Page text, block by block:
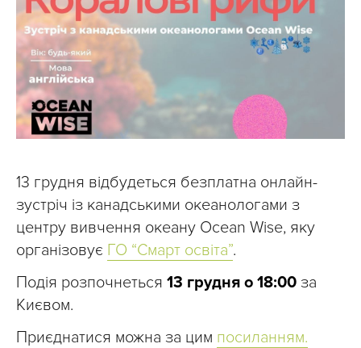
13 грудня відбудеться безплатна онлайн-
зустріч із канадськими океанологами з
центру вивчення океану Ocean Wise, яку
організовує ГО “Смарт освіта”.
Подія розпочнеться 13 грудня о 18:00 за
Києвом.
Приєднатися можна за цим посиланням.